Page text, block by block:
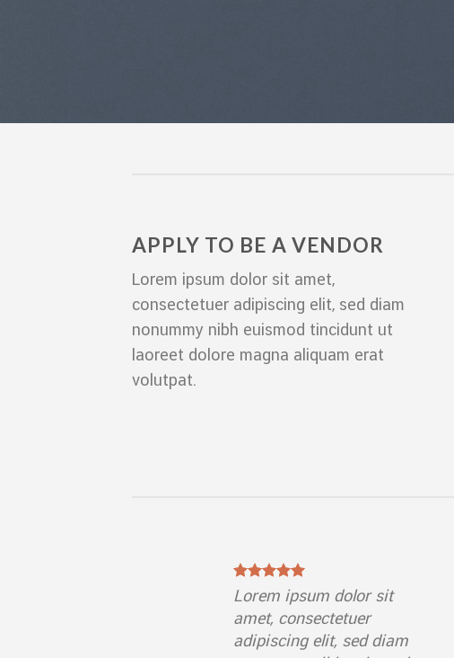
APPLY TO BE A VENDOR
Lorem ipsum dolor sit amet,
consectetuer adipiscing elit, sed diam
nonummy nibh euismod tincidunt ut
laoreet dolore magna aliquam erat
volutpat.
Lorem ipsum dolor sit
amet, consectetuer
adipiscing elit, sed diam